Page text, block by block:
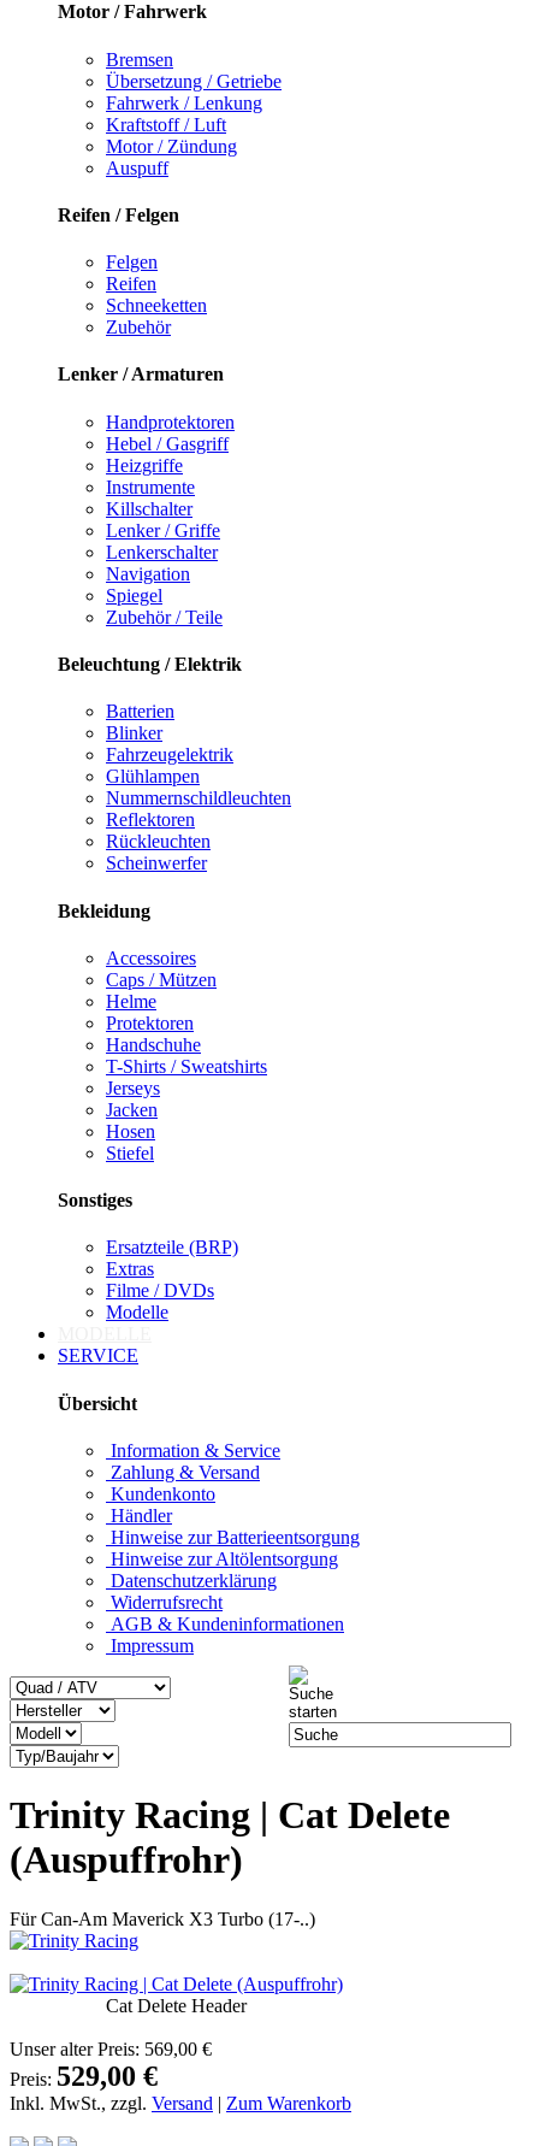
Motor / Fahrwerk
Bremsen
Übersetzung / Getriebe
Fahrwerk / Lenkung
Kraftstoff / Luft
Motor / Zündung
Auspuff
Reifen / Felgen
Felgen
Reifen
Schneeketten
Zubehör
Lenker / Armaturen
Handprotektoren
Hebel / Gasgriff
Heizgriffe
Instrumente
Killschalter
Lenker / Griffe
Lenkerschalter
Navigation
Spiegel
Zubehör / Teile
Beleuchtung / Elektrik
Batterien
Blinker
Fahrzeugelektrik
Glühlampen
Nummernschildleuchten
Reflektoren
Rückleuchten
Scheinwerfer
Bekleidung
Accessoires
Caps / Mützen
Helme
Protektoren
Handschuhe
T-Shirts / Sweatshirts
Jerseys
Jacken
Hosen
Stiefel
Sonstiges
Ersatzteile (BRP)
Extras
Filme / DVDs
Modelle
SERVICE
Übersicht
Information & Service
Zahlung & Versand
Kundenkonto
Händler
Hinweise zur Batterieentsorgung
Hinweise zur Altölentsorgung
Datenschutzerklärung
Widerrufsrecht
AGB & Kundeninformationen
Impressum
Trinity Racing | Cat Delete
(Auspuffrohr)
Für Can-Am Maverick X3 Turbo (17-..)
Cat Delete Header
Unser alter Preis: 569,00 €
Preis: 529,00 €
Inkl. MwSt., zzgl. Versand | Zum Warenkorb